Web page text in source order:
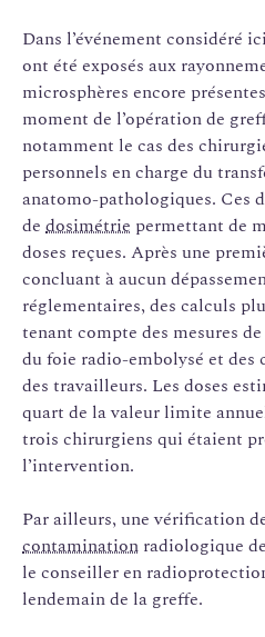
Dans l’événement considéré
ont été exposés aux
microsphères encore
moment de l’opération de
notamment le cas des
personnels en charge du
anatomo-pathologiques. Ces
de dosimétrie permettant de
doses reçues. Après une
concluant à aucun
réglementaires, des calculs
tenant compte des mesures de
du foie radio-embolysé et des
des travailleurs. Les doses
quart de la valeur limite
trois chirurgiens qui étaient
l’intervention.
Par ailleurs, une vérification
contamination radiologique
le conseiller en
lendemain de la greffe.